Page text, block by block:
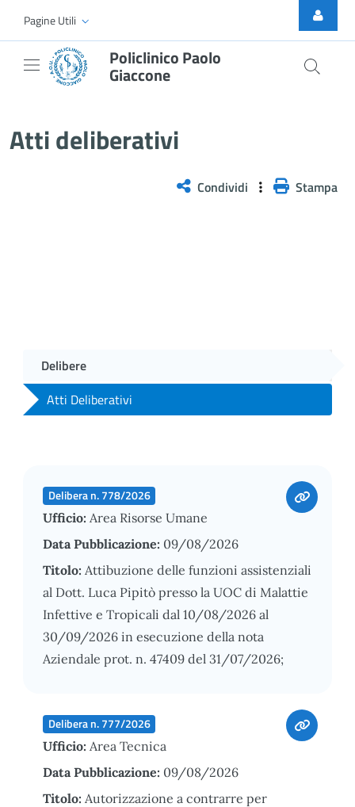
Skip to Main Content
Pagine Utili
Policlinico Paolo
Giaccone
Atti deliberativi
Condividi Stampa
Delibere
Atti Deliberativi
Delibera n. 778/2026
Ufficio: Area Risorse Umane
Data Pubblicazione: 09/08/2026
Titolo: Attibuzione delle funzioni assistenziali
al Dott. Luca Pipitò presso la UOC di Malattie
Infettive e Tropicali dal 10/08/2026 al
30/09/2026 in esecuzione della nota
Aziendale prot. n. 47409 del 31/07/2026;
Delibera n. 777/2026
Ufficio: Area Tecnica
Data Pubblicazione: 09/08/2026
Titolo: Autorizzazione a contrarre per